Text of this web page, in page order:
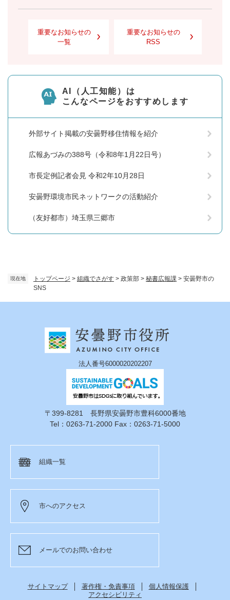
現在地 トップページ > 組織でさがす > 政策部 > 秘書広報課 > 安曇野市の
SNS
重要なお知らせの
一覧
重要なお知らせの
RSS
AI（人工知能）は
こんなページをおすすめします
外部サイト掲載の安曇野移住情報を紹介
広報あづみの388号（令和8年1月22日号）
市長定例記者会見 令和2年10月28日
安曇野環境市民ネットワークの活動紹介
（友好都市）埼玉県三郷市
法人番号6000020202207
〒399-8281 長野県安曇野市豊科6000番地
Tel：0263-71-2000 Fax：0263-71-5000
組織一覧
市へのアクセス
メールでのお問い合わせ
サイトマップ 著作権・免責事項
個人情報保護
アクセシビリティ